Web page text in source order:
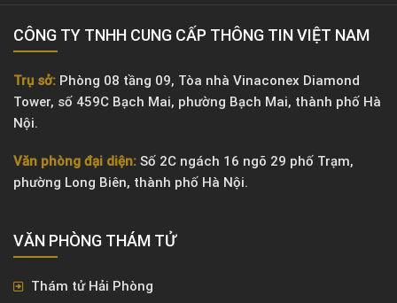
CÔNG TY TNHH CUNG CẤP THÔNG TIN VIỆT NAM
Trụ sở: Phòng 08 tầng 09, Tòa nhà Vinaconex Diamond
Tower, số 459C Bạch Mai, phường Bạch Mai, thành phố Hà
Nội.
Văn phòng đại diện: Số 2C ngách 16 ngõ 29 phố Trạm,
phường Long Biên, thành phố Hà Nội.
VĂN PHÒNG ​THÁM TỬ
Thám tử Hải Phòng